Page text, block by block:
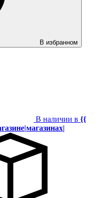
В избранном
В наличии в {{